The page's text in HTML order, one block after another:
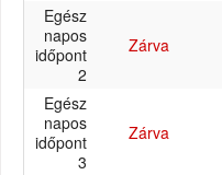
Egész
napos
időpont
2
Zárva
Egész
napos
időpont
3
Zárva